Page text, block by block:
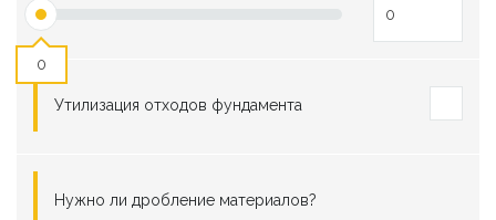
0
Утилизация отходов фундамента
Нужно ли дробление материалов?